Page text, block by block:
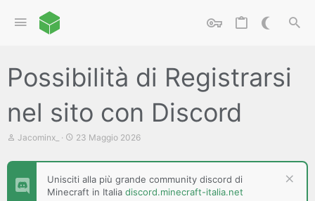
Possibilità di Registrarsi
nel sito con Discord
C
e
t
o
Jacominx_
D
t
d
i
23 Maggio 2026
Unisciti alla più grande community discord di
Minecraft in Italia discord.minecraft-italia.net